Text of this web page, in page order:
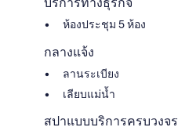
ห้องประชุม 5 ห้อง
กลางแจ้ง
ลานระเบียง
เลียบแม่น้ำ
สปาแบบบริการครบวงจร